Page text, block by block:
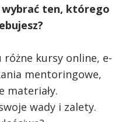
wybrać ten, którego
kursy online, e-
mentoringowe,
materiały.
wady i zalety.